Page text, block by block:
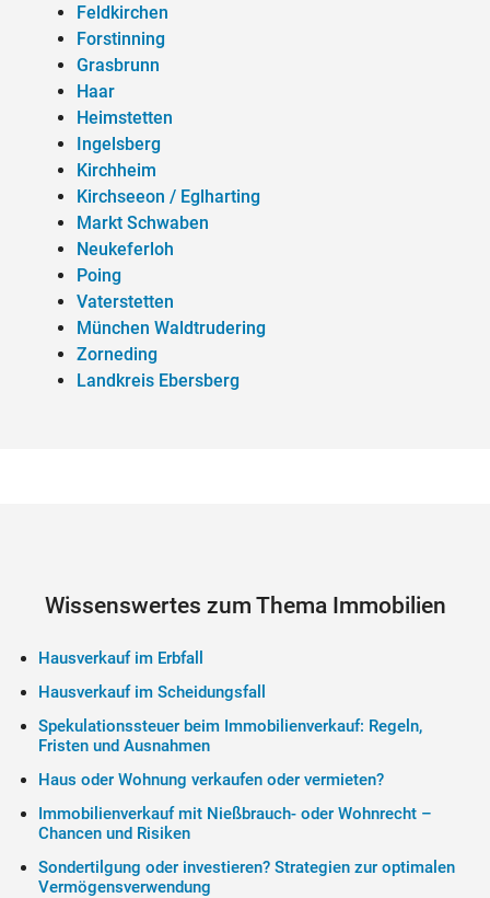
Feldkirchen
Forstinning
Grasbrunn
Haar
Heimstetten
Ingelsberg
Kirchheim
Kirchseeon / Eglharting
Markt Schwaben
Neukeferloh
Poing
Vaterstetten
München Waldtrudering
Zorneding
Landkreis Ebersberg
Wissenswertes zum Thema Immobilien
Hausverkauf im Erbfall
Hausverkauf im Scheidungsfall
Spekulationssteuer beim Immobilienverkauf: Regeln,
Fristen und Ausnahmen
Haus oder Wohnung verkaufen oder vermieten?
Immobilienverkauf mit Nießbrauch- oder Wohnrecht –
Chancen und Risiken
Sondertilgung oder investieren? Strategien zur optimalen
Vermögensverwendung